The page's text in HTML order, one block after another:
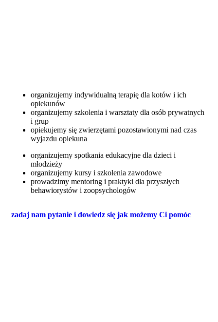
organizujemy indywidualną terapię dla kotów i ich
opiekunów
organizujemy szkolenia i warsztaty dla osób prywatnych
i grup
opiekujemy się zwierzętami pozostawionymi nad czas
wyjazdu opiekuna
organizujemy spotkania edukacyjne dla dzieci i
młodzieży
organizujemy kursy i szkolenia zawodowe
prowadzimy mentoring i praktyki dla przyszłych
behawiorystów i zoopsychologów
zadaj nam pytanie i dowiedz się jak możemy Ci pomóc